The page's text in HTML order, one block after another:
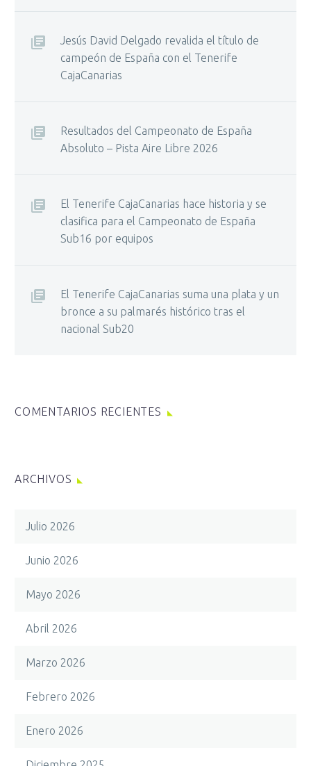
Jesús David Delgado revalida el título de
campeón de España con el Tenerife
CajaCanarias
Resultados del Campeonato de España
Absoluto – Pista Aire Libre 2026
El Tenerife CajaCanarias hace historia y se
clasifica para el Campeonato de España
Sub16 por equipos
El Tenerife CajaCanarias suma una plata y un
bronce a su palmarés histórico tras el
nacional Sub20
COMENTARIOS RECIENTES
ARCHIVOS
Julio 2026
Junio 2026
Mayo 2026
Abril 2026
Marzo 2026
Febrero 2026
Enero 2026